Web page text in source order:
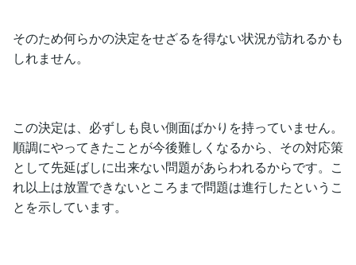
そのため何らかの決定をせざるを得ない状況が訪れるかも
しれません。
この決定は、必ずしも良い側面ばかりを持っていません。
順調にやってきたことが今後難しくなるから、その対応策
として先延ばしに出来ない問題があらわれるからです。こ
れ以上は放置できないところまで問題は進行したというこ
とを示しています。